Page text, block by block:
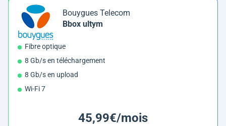
Bouygues Telecom
Bbox ultym
Fibre optique
8 Gb/s en téléchargement
8 Gb/s en upload
Wi-Fi 7
45,99€/mois